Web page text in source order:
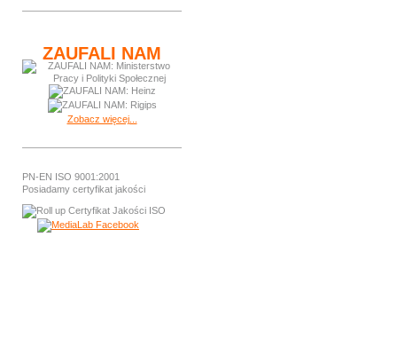
ZAUFALI NAM
Zobacz więcej...
PN-EN ISO 9001:2001
Posiadamy certyfikat jakości